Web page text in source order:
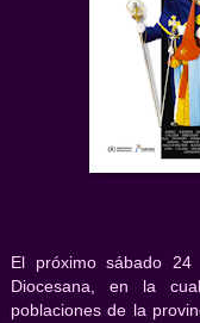
El próximo sábado 24
Diocesana, en la
poblaciones de la